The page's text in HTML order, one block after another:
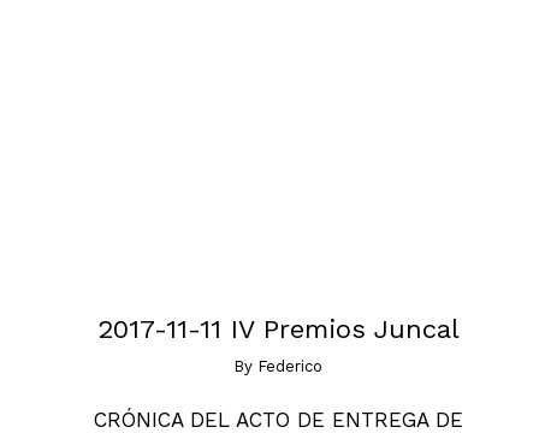
2017-11-11 IV Premios Juncal
By Federico
CRÓNICA DEL ACTO DE ENTREGA DE